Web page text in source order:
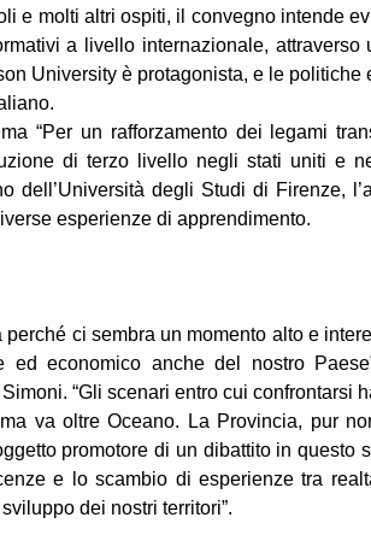
e molti altri ospiti, il convegno intende
a livello internazionale, attraverso
University è protagonista, e le politiche
“Per un rafforzamento dei legami
di terzo livello negli stati uniti e
dell’Università degli Studi di Firenze,
esperienze di apprendimento.
ci sembra un momento alto e
economico anche del nostro
“Gli scenari entro cui confrontarsi
va oltre Oceano. La Provincia, pur
promotore di un dibattito in questo
e lo scambio di esperienze tra
dei nostri territori”.